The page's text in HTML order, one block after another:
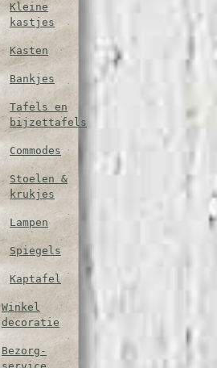
Kleine
kastjes
Kasten
Bankjes
Tafels en
bijzettafels
Commodes
Stoelen &
krukjes
Lampen
Spiegels
Kaptafel
Winkel
decoratie
Bezorg-